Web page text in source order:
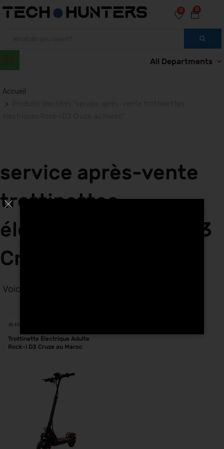
0
0
All Departments
Accueil
service après-vente
trottinettes
électriques Rock-i D3
Cruze au Maroc
Voici le seul résultat
45 KM
Trottinette Électrique Adulte
Rock-i D3 Cruze au Maroc